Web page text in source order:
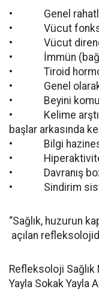
• Genel
• Vücut
• Vücut
• İmmün
• Tiroid
• Genel olarak
• Beyini
• Kelime arştı
başlar arkasında
• Bilgi hazinesi
•
• Davranış
• Sindirim
“Sağlık, huzurun
açılan
Refleksoloji
Yayla Sokak Yayla